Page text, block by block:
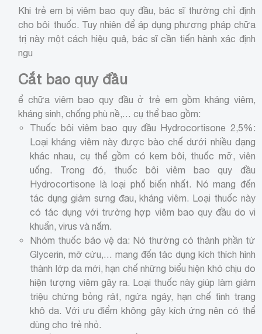
Khi trẻ em bị viêm bao quy đầu, bác sĩ thường chỉ định
cho bôi thuốc. Tuy nhiên để áp dụng phương pháp chữa
trị này một cách hiệu quả, bác sĩ cần tiến hành xác định
ngu
Cắt bao quy đầu
ể chữa viêm bao quy đầu ở trẻ em gồm kháng viêm,
kháng sinh, chống phù nề,… cụ thể bao gồm:
Thuốc bôi viêm bao quy đầu Hydrocortisone 2,5%:
Loại kháng viêm này được bào chế dưới nhiều dạng
khác nhau, cụ thể gồm có kem bôi, thuốc mỡ, viên
uống. Trong đó, thuốc bôi viêm bao quy đầu
Hydrocortisone là loại phổ biến nhất. Nó mang đến
tác dụng giảm sưng đau, kháng viêm. Loại thuốc này
có tác dụng với trường hợp viêm bao quy đầu do vi
khuẩn, virus và nấm.
Nhóm thuốc bảo vệ da: Nó thường có thành phần từ
Glycerin, mỡ cừu,… mang đến tác dụng kích thích hình
thành lớp da mới, hạn chế những biểu hiện khó chịu do
hiện tượng viêm gây ra. Loại thuốc này giúp làm giảm
triệu chứng bỏng rát, ngứa ngáy, hạn chế tình trạng
khô da. Với ưu điểm không gây kích ứng nên có thể
dùng cho trẻ nhỏ.